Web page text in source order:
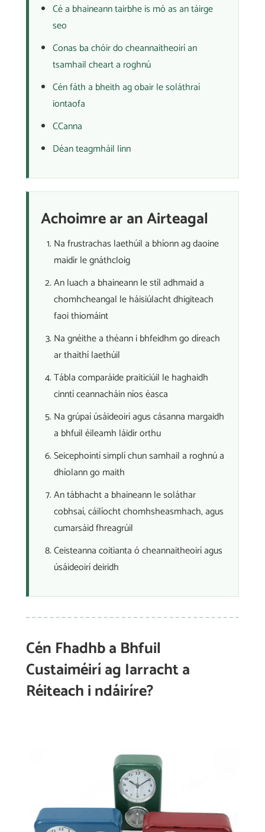
Cé a bhaineann tairbhe is mó as an táirge
seo
Conas ba chóir do cheannaitheoirí an
tsamhail cheart a roghnú
Cén fáth a bheith ag obair le soláthraí
iontaofa
CCanna
Déan teagmháil linn
Achoimre ar an Airteagal
Na frustrachas laethúil a bhíonn ag daoine
maidir le gnáthcloig
An luach a bhaineann le stíl adhmaid a
chomhcheangal le háisiúlacht dhigiteach
faoi thiomáint
Na gnéithe a théann i bhfeidhm go díreach
ar thaithí laethúil
Tábla comparáide praiticiúil le haghaidh
cinntí ceannacháin níos éasca
Na grúpaí úsáideoirí agus cásanna margaidh
a bhfuil éileamh láidir orthu
Seicephointí simplí chun samhail a roghnú a
dhíolann go maith
An tábhacht a bhaineann le soláthar
cobhsaí, cáilíocht chomhsheasmhach, agus
cumarsáid fhreagrúil
Ceisteanna coitianta ó cheannaitheoirí agus
úsáideoirí deiridh
Cén Fhadhb a Bhfuil
Custaiméirí ag Iarracht a
Réiteach i ndáiríre?